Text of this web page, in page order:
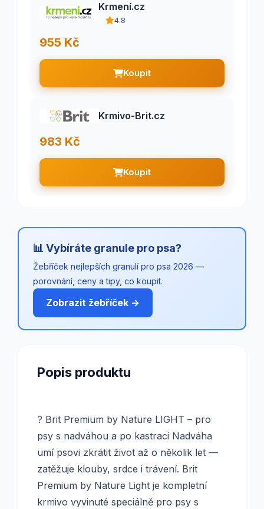
Krmení.cz
4.8
955 Kč
Koupit
Krmivo-Brit.cz
983 Kč
Koupit
📊 Vybíráte granule pro psa?
Žebříček nejlepších granulí pro psa 2026 —
porovnání, ceny a tipy, co koupit.
Zobrazit žebříček →
Popis produktu
? Brit Premium by Nature LIGHT – pro
psy s nadváhou a po kastraci Nadváha
umí psovi zkrátit život až o několik let —
zatěžuje klouby, srdce i trávení. Brit
Premium by Nature Light je kompletní
krmivo vyvinuté speciálně pro psy s